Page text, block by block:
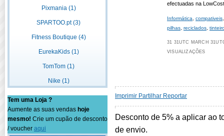
Pixmania (1)
SPARTOO.pt (3)
Fitness Boutique (4)
EurekaKids (1)
TomTom (1)
Nike (1)
Tem uma Loja ?
Aumente as suas vendas hoje
mesmo! Crie um cupão de desconto
/ voucher aqui
efectuadas na
Informática compativeis
pilhas reciclados
31 31UTC MARCH
VISUALIZAÇÕES
Imprimir Partilhar Reportar
Desconto de 5% a aplicar ao
de envio.